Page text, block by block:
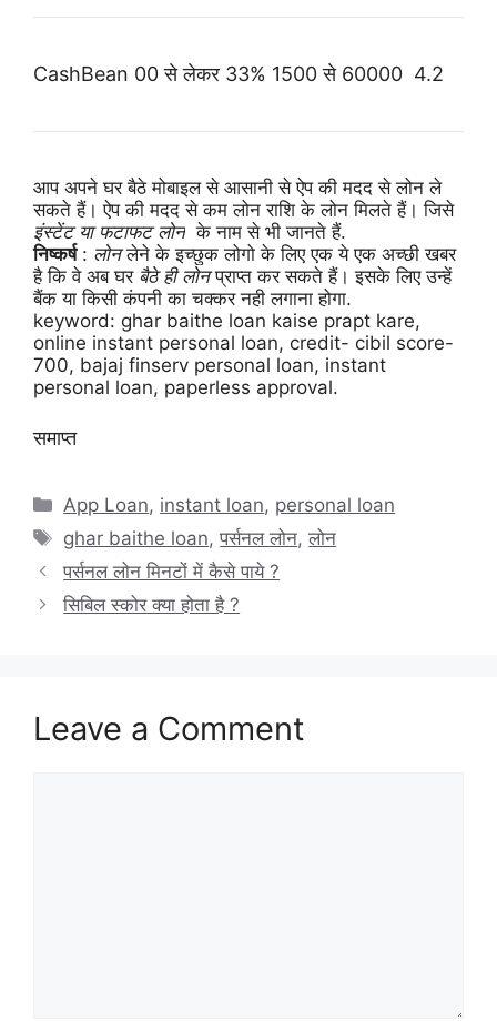
CashBean 00 से लेकर 33% 1500से60000 4.2
आप अपने घर बैठे मोबाइल से आसानी से ऐप की मदद से लोन ले
सकते हैं। ऐप की मदद से कम लोन राशि के लोन मिलते हैं। जिसे
इंस्टेंट या फटाफट लोन के नाम से भी जानते हैं.
निष्कर्ष: लोनलेने के इच्छुक लोगो के लिए एक ये एक अच्छी खबर
है कि वे अब घर बैठे ही लोनप्राप्त कर सकते हैं। इसके लिए उन्हें
बैंक या किसी कंपनी का चक्कर नही लगाना होगा.
keyword: ghar baithe loan kaise prapt kare,
online instant personal loan, credit- cibil score-
700, bajaj finserv personal loan, instant
personal loan, paperless approval.
समाप्त
Categories
App Loan, instant loan, personal loan
Tags
ghar baithe loan,पर्सनल लोन,लोन
पर्सनल लोन मिनटों में कैसे पाये ?
सिबिल स्कोर क्या होता है ?
Leave a Comment